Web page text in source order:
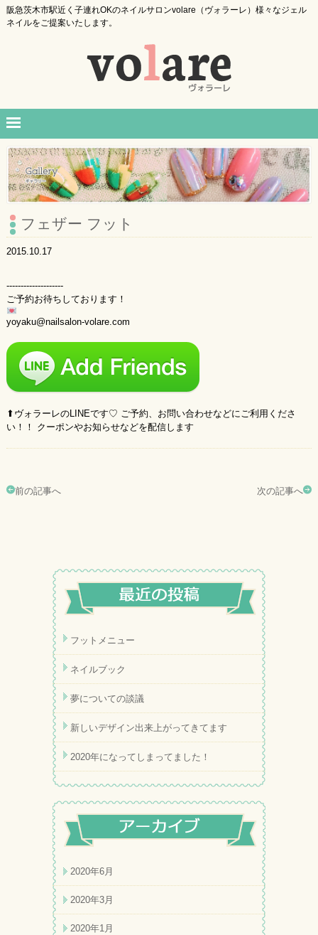
阪急茨木市駅近く子連れOKのネイルサロンvolare（ヴォラーレ）様々なジェル
ネイルをご提案いたします。
フェザー フット
2015.10.17
--------------------
ご予約お待ちしております！
yoyaku@nailsalon-volare.com
⬆︎ヴォラーレのLINEです♡ ご予約、お問い合わせなどにご利用くださ
い！！ クーポンやお知らせなどを配信します
前の記事へ 次の記事へ
フットメニュー
ネイルブック
夢についての談議
新しいデザイン出来上がってきてます
2020年になってしまってました！
2020年6月
2020年3月
2020年1月